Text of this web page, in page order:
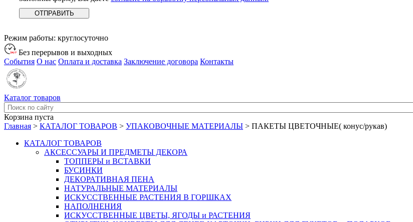
Режим работы: круглосуточно
Без перерывов и выходных
События О нас Оплата и доставка Заключение договора Контакты
Каталог товаров
Корзина пуста
Главная > КАТАЛОГ ТОВАРОВ > УПАКОВОЧНЫЕ МАТЕРИАЛЫ > ПАКЕТЫ ЦВЕТОЧНЫЕ( конус/рукав)
КАТАЛОГ ТОВАРОВ
АКСЕССУАРЫ И ПРЕДМЕТЫ ДЕКОРА
ТОППЕРЫ и ВСТАВКИ
БУСИНКИ
ДЕКОРАТИВНАЯ ПЕНА
НАТУРАЛЬНЫЕ МАТЕРИАЛЫ
ИСКУССТВЕННЫЕ РАСТЕНИЯ В ГОРШКАХ
НАПОЛНЕНИЯ
ИСКУССТВЕННЫЕ ЦВЕТЫ, ЯГОДЫ и РАСТЕНИЯ